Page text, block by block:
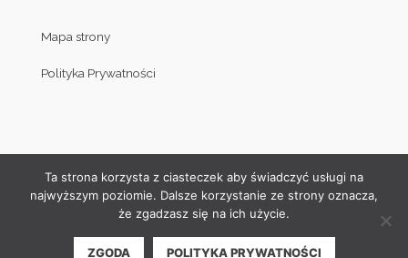
Mapa strony
Polityka Prywatności
© Copyright by Klub Judo Politechniki Białostockiej 2008-2019
Ta strona korzysta z ciasteczek aby świadczyć usługi na
najwyższym poziomie. Dalsze korzystanie ze strony oznacza,
że zgadzasz się na ich użycie.
ZGODA POLITYKA PRYWATNOŚCI